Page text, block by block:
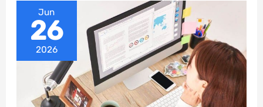
Jun
26
2026